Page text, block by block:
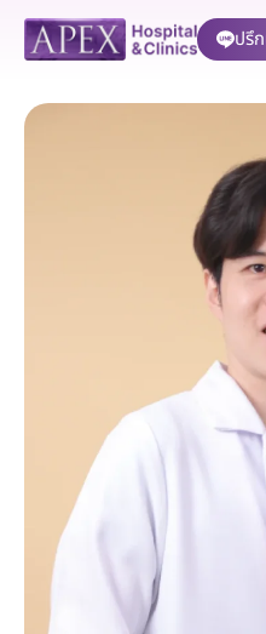
ปรึ